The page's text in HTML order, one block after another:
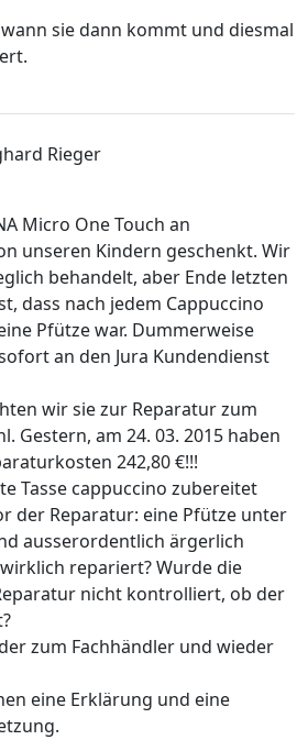
sie dann kommt und diesmal
Rieger
Micro One Touch an
unseren Kindern geschenkt. Wir
behandelt, aber Ende letzten
dass nach jedem Cappuccino
Pfütze war. Dummerweise
an den Jura Kundendienst
wir sie zur Reparatur zum
Gestern, am 24. 03. 2015 haben
242,80 €!!!
Tasse cappuccino zubereitet
der Reparatur: eine Pfütze unter
ausserordentlich ärgerlich
repariert? Wurde die
nicht kontrolliert, ob der
zum Fachhändler und wieder
eine Erklärung und eine